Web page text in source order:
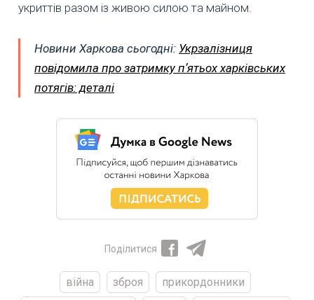
укриттів разом із живою силою та майном.
Новини Харкова сьогодні: Укрзалізниця
повідомила про затримку пʼятьох харківських
потягів: деталі
Поділитися
війна зброя
прикордонники